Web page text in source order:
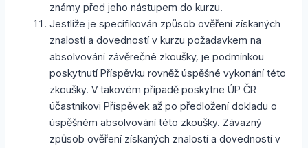
známy před jeho nástupem do kurzu.
Jestliže je specifikován způsob ověření získaných
znalostí a dovedností v kurzu požadavkem na
absolvování závěrečné zkoušky, je podmínkou
poskytnutí Příspěvku rovněž úspěšné vykonání této
zkoušky. V takovém případě poskytne ÚP ČR
účastníkovi Příspěvek až po předložení dokladu o
úspěšném absolvování této zkoušky. Závazný
způsob ověření získaných znalostí a dovedností v